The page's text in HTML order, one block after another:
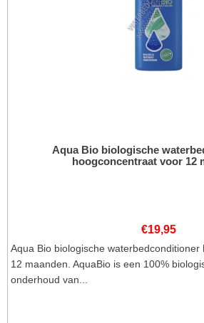
Aqua Bio biologische
hoogconcentraat voor 12
€19,95
Aqua Bio biologische
12 maanden. AquaBio is een 100%
onderhoud van...